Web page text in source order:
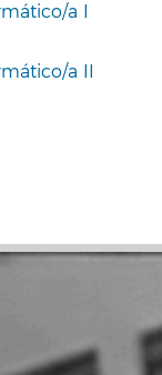
a I
a II